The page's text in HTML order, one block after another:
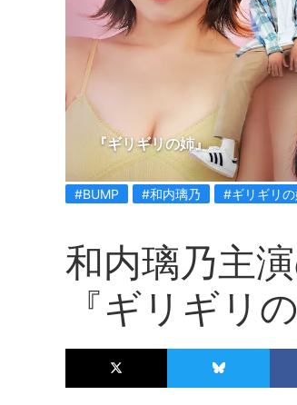
『ギリギリの姉』
#BUMP #和内璃乃 #ギリギリ
和内璃乃主
『ギリギリ